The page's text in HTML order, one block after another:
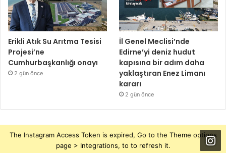
Erikli Atık Su Arıtma Tesisi
Projesi’ne
Cumhurbaşkanlığı onayı
2 gün önce
İl Genel Meclisi’nde
Edirne’yi deniz hudut
kapısına bir adım daha
yaklaştıran Enez Limanı
kararı
2 gün önce
The Instagram Access Token is expired, Go to the Theme options
page > Integrations, to to refresh it.